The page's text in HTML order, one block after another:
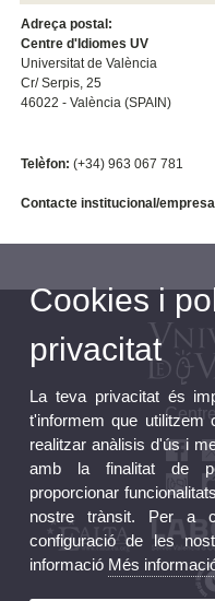
Adreça postal:
Centre d'Idiomes UV
Universitat de València
Cr/ Serpis, 25
46022 - València (SPAIN)
Telèfon: (+34) 963 067 781
Contacte institucional/
Cookies i
privacitat
La teva privacitat és
t'informem que
realitzar anàlisis d'ús i
amb la finalitat de
proporcionar
nostre trànsit. Per a
configuració de les
informació Més